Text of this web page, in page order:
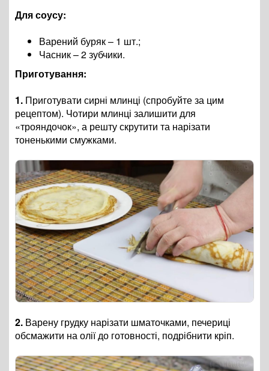
Для соусу:
Варений буряк – 1 шт.;
Часник – 2 зубчики.
Приготування:
1. Приготувати сирні млинці (спробуйте за цим
рецептом). Чотири млинці залишити для
«трояндочок», а решту скрутити та нарізати
тоненькими смужками.
2. Варену грудку нарізати шматочками, печериці
обсмажити на олії до готовності, подрібнити кріп.